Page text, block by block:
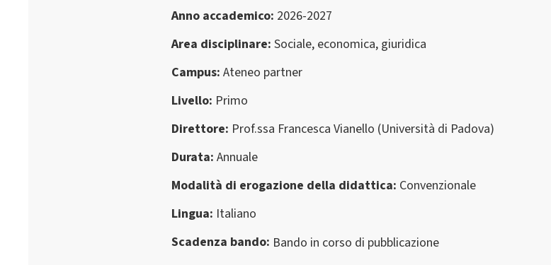
Anno accademico 2026-2027
Area disciplinare Sociale, economica, giuridica
Campus Ateneo partner
Livello Primo
Direttore Prof.ssa Francesca Vianello (Università di Padova)
Durata Annuale
Modalità di erogazione della didattica Convenzionale
Lingua Italiano
Scadenza bando Bando in corso di pubblicazione